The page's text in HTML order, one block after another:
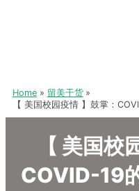
Home
留美干货
【 美国校园疫情 】鼓掌：
【 美国校
COVID-19